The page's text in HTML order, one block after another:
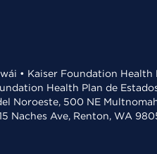
• Kaiser Foundation Health
Health Plan de
Noroeste, 500 NE
Naches Ave, Renton, WA